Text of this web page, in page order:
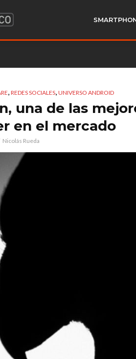
, REDES SOCIALES, UNIVERSO ANDROID
una de las
en el mercado
Nicolás Rueda